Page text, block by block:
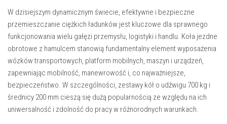
W dzisiejszym dynamicznym świecie, efektywne i bezpieczne
przemieszczanie ciężkich ładunków jest kluczowe dla sprawnego
funkcjonowania wielu gałęzi przemysłu, logistyki i handlu. Koła jezdne
obrotowe z hamulcem stanowią fundamentalny element wyposażenia
wózków transportowych, platform mobilnych, maszyn i urządzeń,
zapewniając mobilność, manewrowość i, co najważniejsze,
bezpieczeństwo. W szczególności, zestawy kół o udźwigu 700 kg i
średnicy 200 mm cieszą się dużą popularnością ze względu na ich
uniwersalność i zdolność do pracy w różnorodnych warunkach.